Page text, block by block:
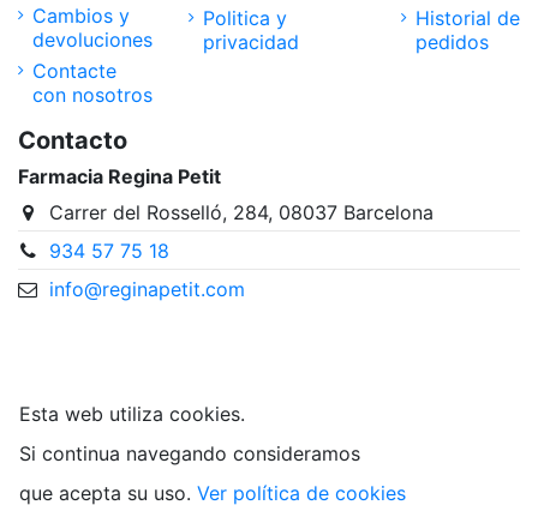
Cambios y
devoluciones
Contacte
con nosotros
Politica y
privacidad
Historial de
pedidos
Contacto
Farmacia Regina Petit
Carrer del Rosselló, 284, 08037 Barcelona
934 57 75 18
info@reginapetit.com
Esta web utiliza cookies.
Si continua navegando consideramos
que acepta su uso. Ver política de cookies